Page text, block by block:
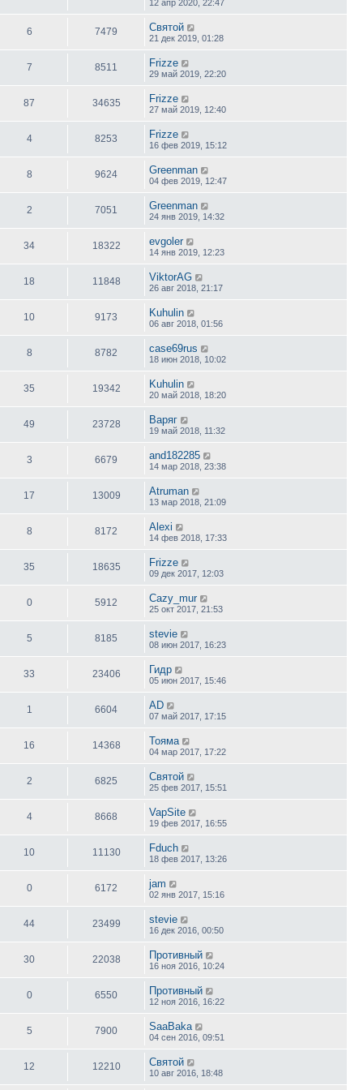
12 апр 2020, 22:47
6 7479 Святой
21 дек 2019, 01:28
7 8511 Frizze
29 май 2019, 22:20
87 34635 Frizze
27 май 2019, 12:40
4 8253 Frizze
16 фев 2019, 15:12
8 9624 Greenman
04 фев 2019, 12:47
2 7051 Greenman
24 янв 2019, 14:32
34 18322 evgoler
14 янв 2019, 12:23
18 11848 ViktorAG
26 авг 2018, 21:17
10 9173 Kuhulin
06 авг 2018, 01:56
8 8782 case69rus
18 июн 2018, 10:02
35 19342 Kuhulin
20 май 2018, 18:20
49 23728 Варяг
19 май 2018, 11:32
3 6679 and182285
14 мар 2018, 23:38
17 13009 Atruman
13 мар 2018, 21:09
8 8172 Alexi
14 фев 2018, 17:33
35 18635 Frizze
09 дек 2017, 12:03
0 5912 Cazy_mur
25 окт 2017, 21:53
5 8185 stevie
08 июн 2017, 16:23
33 23406 Гидр
05 июн 2017, 15:46
1 6604 AD
07 май 2017, 17:15
16 14368 Toяма
04 мар 2017, 17:22
2 6825 Святой
25 фев 2017, 15:51
4 8668 VapSite
19 фев 2017, 16:55
10 11130 Fduch
18 фев 2017, 13:26
0 6172 jam
02 янв 2017, 15:16
44 23499 stevie
16 дек 2016, 00:50
30 22038 Противный
16 ноя 2016, 10:24
0 6550 Противный
12 ноя 2016, 16:22
5 7900 SaaBaka
04 сен 2016, 09:51
12 12210 Святой
10 авг 2016, 18:48